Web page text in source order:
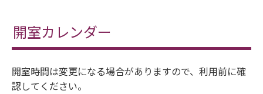
開室カレンダー
開室時間は変更になる場合がありますので、利用前に確
認してください。